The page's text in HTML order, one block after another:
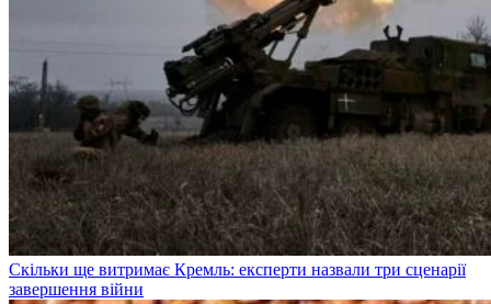
Скільки ще витримає Кремль: експерти назвали три сценарії
завершення війни